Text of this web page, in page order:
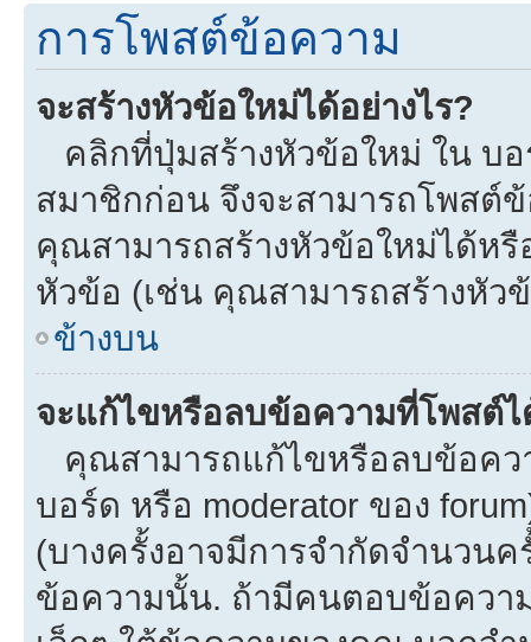
การโพสต์ข้อความ
จะสร้างหัวข้อใหม่ได้อย่างไร?
คลิกที่ปุ่มสร้างหัวข้อใหม่ ใน บ
สมาชิกก่อน จึงจะสามารถโพสต์
คุณสามารถสร้างหัวข้อใหม่ได้ห
หัวข้อ (เช่น คุณสามารถสร้างหั
ข้างบน
จะแก้ไขหรือลบข้อความที่โพสต์ไ
คุณสามารถแก้ไขหรือลบข้อคว
บอร์ด หรือ moderator ของ
(บางครั้งอาจมีการจำกัดจำนวน
ข้อความนั้น. ถ้ามีคนตอบข้อคว